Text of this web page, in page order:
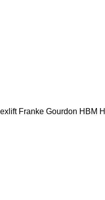
Franke Gourdon HBM